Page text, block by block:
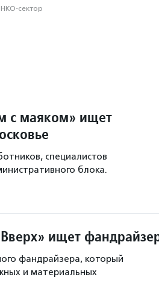
НКО-сектор
с маяком» ищет
специалистов
блока.
ищет
фандрайзера, который
и материальных